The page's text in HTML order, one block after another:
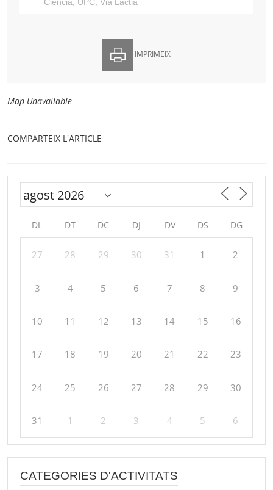
Ciència, UPC, Via Làctia
IMPRIMEIX
Map Unavailable
COMPARTEIX L'ARTICLE
DL DT DC DJ DV DS DG
27 28 29 30 31 1 2
3 4 5 6 7 8 9
10 11 12 13 14 15 16
17 18 19 20 21 22 23
24 25 26 27 28 29 30
31 1 2 3 4 5 6
CATEGORIES D'ACTIVITATS